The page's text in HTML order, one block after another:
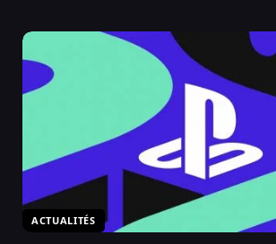
ACTUALITÉS